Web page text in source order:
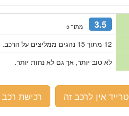
3.5 מתוך 5
12 מתוך 15 נהגים ממליצים על הרכב.
לא טוב יותר, אך גם לא נחות יותר.
טרייד אין לרכב זה רכישת רכב